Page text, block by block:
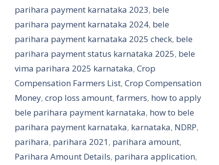
parihara payment karnataka 2023, bele
parihara payment karnataka 2024, bele
parihara payment karnataka 2025 check, bele
parihara payment status karnataka 2025, bele
vima parihara 2025 karnataka, Crop
Compensation Farmers List, Crop Compensation
Money, crop loss amount, farmers, how to apply
bele parihara payment karnataka, how to bele
parihara payment karnataka, karnataka, NDRP,
parihara, parihara 2021, parihara amount,
Parihara Amount Details, parihara application,